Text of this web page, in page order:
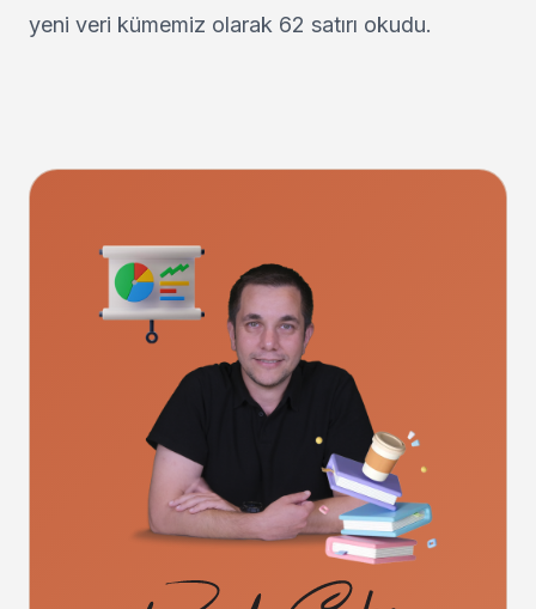
yeni veri kümemiz olarak 62 satırı okudu.